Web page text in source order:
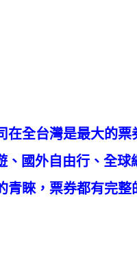
全台灣是最大的
國外自由行、全
睞，票券都有完